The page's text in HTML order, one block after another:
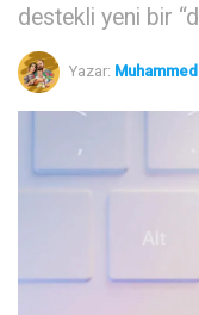
destekli yeni bir
Yazar: